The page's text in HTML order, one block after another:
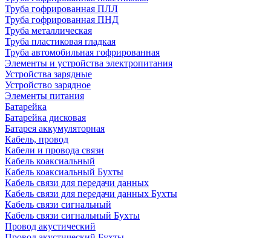
Труба гофрированная ПЛЛ
Труба гофрированная ПНД
Труба металлическая
Труба пластиковая гладкая
Труба автомобильная гофрированная
Элементы и устройства электропитания
Устройства зарядные
Устройство зарядное
Элементы питания
Батарейка
Батарейка дисковая
Батарея аккумуляторная
Кабель, провод
Кабели и провода связи
Кабель коаксиальный
Кабель коаксиальный Бухты
Кабель связи для передачи данных
Кабель связи для передачи данных Бухты
Кабель связи сигнальный
Кабель связи сигнальный Бухты
Провод акустический